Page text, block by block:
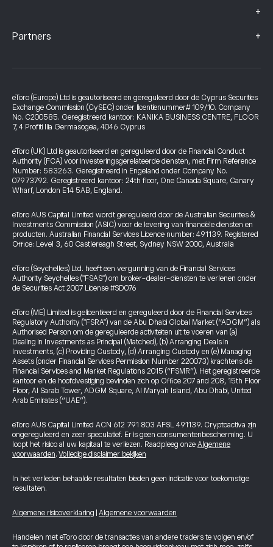
+
Partners +
eToro (Europe) Ltd is geautoriseerd en gereguleerd door de Cyprus Securities
Exchange Commission (CySEC) onder licentienummer# 109/10. Company
No. C200585. Geregistreerd kantoor: KANIKA BUSINESS CENTRE, FLOOR
7, 4 Profiti Ilia Germasogeia, 4046 Cyprus
eToro (UK) Ltd is geautoriseerd en gereguleerd door de Financial Conduct
Authority (FCA) voor investeringsgerelateerde diensten, met Firm Reference
Number: 583263. Geregistreerd in Engeland onder Company No.
07973792. Geregistreerd kantoor: 24th floor, One Canada Square, Canary
Wharf, London E14 5AB, England.
eToro AUS Capital Limited wordt gereguleerd door de Australian Securities &
Investments Commission (ASIC) voor de levering van financiële diensten en
producten. Australian Financial Services Licence number: 491139. Registered
Office: Level 3, 60 Castlereagh Street, Sydney NSW 2000, Australia
eToro (Seychelles) Ltd. heeft een vergunning van de Financial Services
Authority Seychelles ("FSAS") om broker-dealer-diensten te verlenen onder
de Securities Act 2007 License #SD076
eToro (ME) Limited is gelicentieerd en gereguleerd door de Financial Services
Regulatory Authority ("FSRA") van de Abu Dhabi Global Market (“ADGM”) als
Authorised Person om de gereguleerde activiteiten uit te voeren van (a)
Dealing in Investments as Principal (Matched), (b) Arranging Deals in
Investments, (c) Providing Custody, (d) Arranging Custody en (e) Managing
Assets (onder Financial Services Permission Number 220073) krachtens de
Financial Services and Market Regulations 2015 (“FSMR”). Het geregistreerde
kantoor en de hoofdvestiging bevinden zich op Office 207 and 208, 15th Floor
Floor, Al Sarab Tower, ADGM Square, Al Maryah Island, Abu Dhabi, United
Arab Emirates (“UAE”).
eToro AUS Capital Limited ACN 612 791 803 AFSL 491139. Cryptoactiva zijn
ongereguleerd en zeer speculatief. Er is geen consumentenbescherming. U
loopt het risico al uw kapitaal te verliezen. Raadpleeg onze Algemene
voorwaarden.Volledige disclaimer bekijken
In het verleden behaalde resultaten bieden geen indicatie voor toekomstige
resultaten.
Algemene risicoverklaring Algemene voorwaarden
Handelen met eToro door de transacties van andere traders te volgen en/of